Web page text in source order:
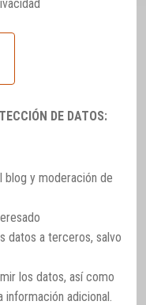
DE DATOS:
blog y moderación de
datos a terceros, salvo
los datos, así como
adicional.